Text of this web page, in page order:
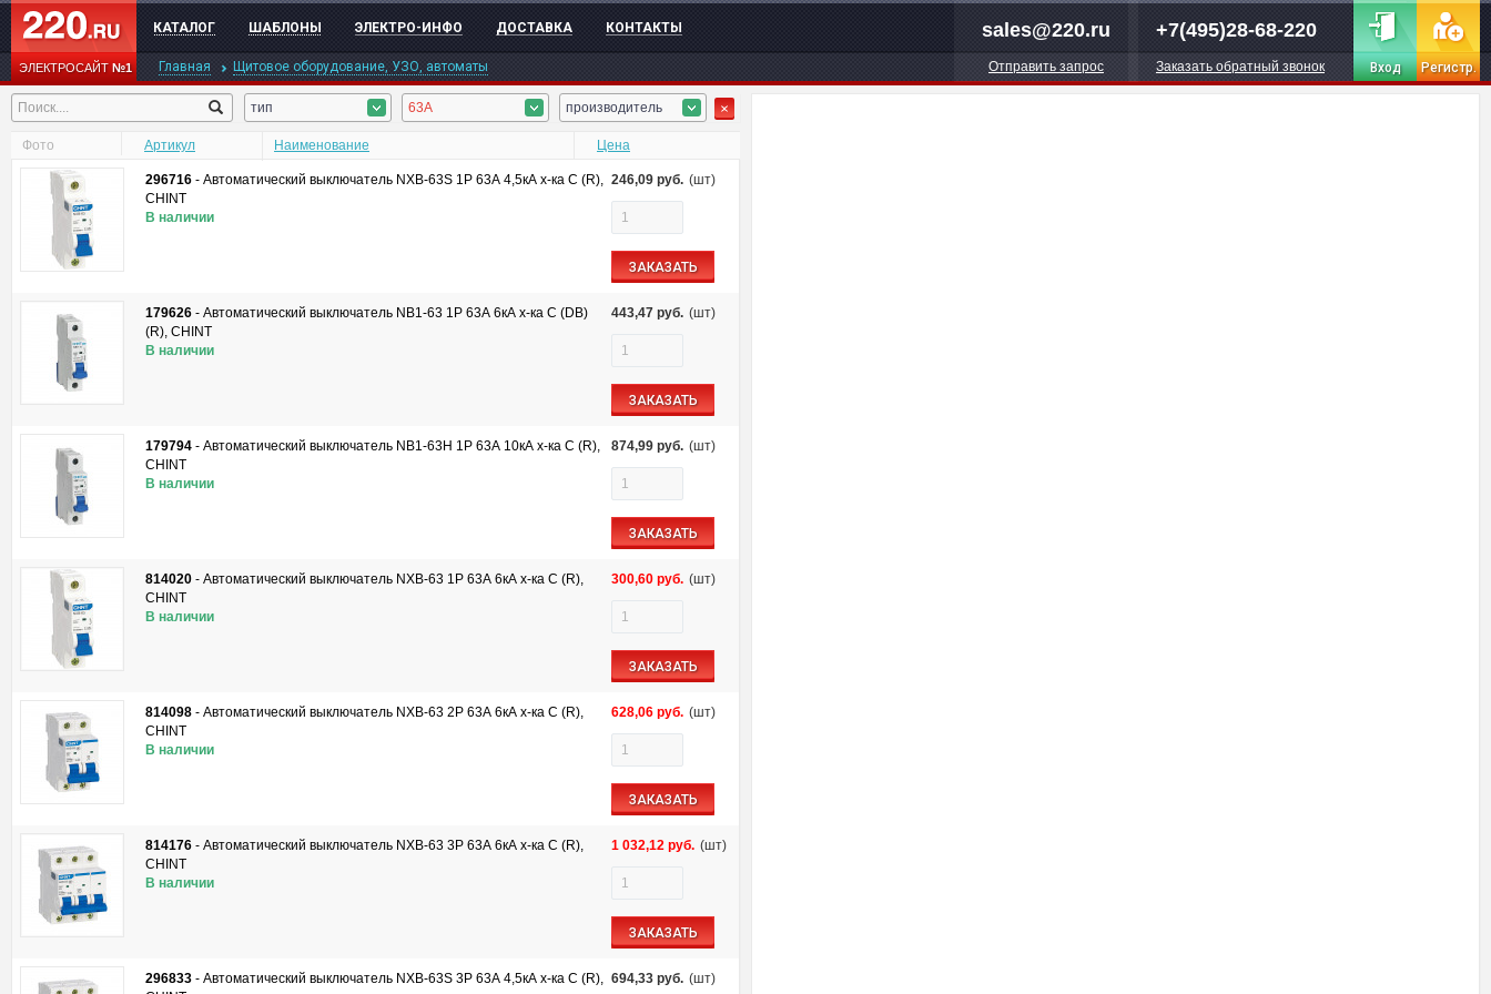
ЭЛЕКТРОСАЙТ№1
КАТАЛОГ ШАБЛОНЫ ЭЛЕКТРО-ИНФО ДОСТАВКА КОНТАКТЫ sales@220.ru
Отправить запрос
+7(495)28-68-220
Заказать обратный звонок Вход Регистр.
Главная Щитовое оборудование, УЗО, автоматы
тип 63А производитель
Фото Артикул Наименование Цена
296716 - Автоматический выключатель NXB-63S 1P 63А 4,5кА х-ка C (R),
CHINT
В наличии
246,09 руб. (шт)
ЗАКАЗАТЬ
179626 - Автоматический выключатель NB1-63 1P 63А 6кА х-ка C (DB)
(R), CHINT
В наличии
443,47 руб. (шт)
ЗАКАЗАТЬ
179794 - Автоматический выключатель NB1-63H 1P 63А 10кА х-ка C (R),
CHINT
В наличии
874,99 руб. (шт)
ЗАКАЗАТЬ
814020 - Автоматический выключатель NXB-63 1P 63А 6кА х-ка C (R),
CHINT
В наличии
300,60 руб. (шт)
ЗАКАЗАТЬ
814098 - Автоматический выключатель NXB-63 2P 63А 6кА х-ка C (R),
CHINT
В наличии
628,06 руб. (шт)
ЗАКАЗАТЬ
814176 - Автоматический выключатель NXB-63 3P 63А 6кА х-ка C (R),
CHINT
В наличии
1 032,12 руб. (шт)
ЗАКАЗАТЬ
296833 - Автоматический выключатель NXB-63S 3P 63А 4,5кА х-ка C (R), 694,33 руб. (шт)